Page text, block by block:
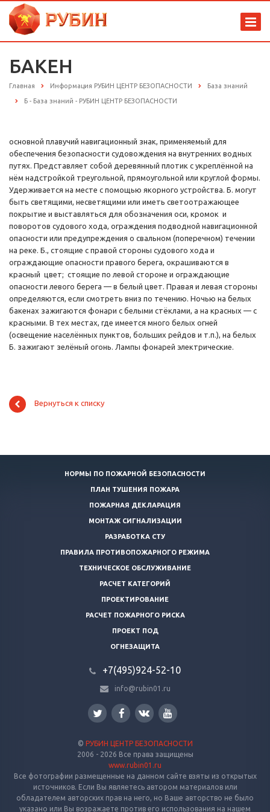
БАКЕН
Главная Информация РУБИН ЦЕНТР БЕЗОПАСНОСТИ База знаний
Б - База знаний - РУБИН ЦЕНТР БЕЗОПАСНОСТИ
основной плавучий навигационный знак, применяемый для
обеспечения безопасности судовождения на внутренних водных
путях. Представляет собой деревянный плотик с укреплённой на
нём надстройкой треугольной, прямоугольной или круглой формы.
Удерживается на месте с помощью якорного устройства. Б. могут
быть светящими, несветящими или иметь светоотражающее
покрытие и выставляться для обозначения оси, кромок и
поворотов судового хода, ограждения подводной навигационной
опасности или предупреждения о свальном (поперечном) течении
на реке. Б., стоящие с правой стороны судового хода и
ограждающие опасности правого берега, окрашиваются в
красный цвет; стоящие по левой стороне и ограждающие
опасности левого берега — в белый цвет. Правая и левая стороны
определяются, если смотреть вниз по течению. Ночью на белых
бакенах зажигаются фонари с белыми стёклами, а на красных — с
красными. В тех местах, где имеется много белых огней
(освещение населённых пунктов, больших рейдов и т.п.), на белых
Б. зажигают зелёный огонь. Лампы фонарей электрические.
Вернуться к списку
НОРМЫ ПО ПОЖАРНОЙ БЕЗОПАСНОСТИ
ПЛАН ТУШЕНИЯ ПОЖАРА
ПОЖАРНАЯ ДЕКЛАРАЦИЯ
МОНТАЖ СИГНАЛИЗАЦИИ
РАЗРАБОТКА СТУ
ПРАВИЛА ПРОТИВОПОЖАРНОГО РЕЖИМА
ТЕХНИЧЕСКОЕ ОБСЛУЖИВАНИЕ
РАСЧЕТ КАТЕГОРИЙ
ПРОЕКТИРОВАНИЕ
РАСЧЕТ ПОЖАРНОГО РИСКА
ПРОЕКТ ПОД
ОГНЕЗАЩИТА
+7(495)924-52-10
info@rubin01.ru
© РУБИН ЦЕНТР БЕЗОПАСНОСТИ
2006 - 2026 Все права защищены
www.rubin01.ru
Все фотографии размещенные на данном сайте взяты из открытых
источников. Если Вы являетесь автором материалов или
обладателем авторских прав на него, но Ваше авторство не было
указано или Вы возражаете против его использования на нашем